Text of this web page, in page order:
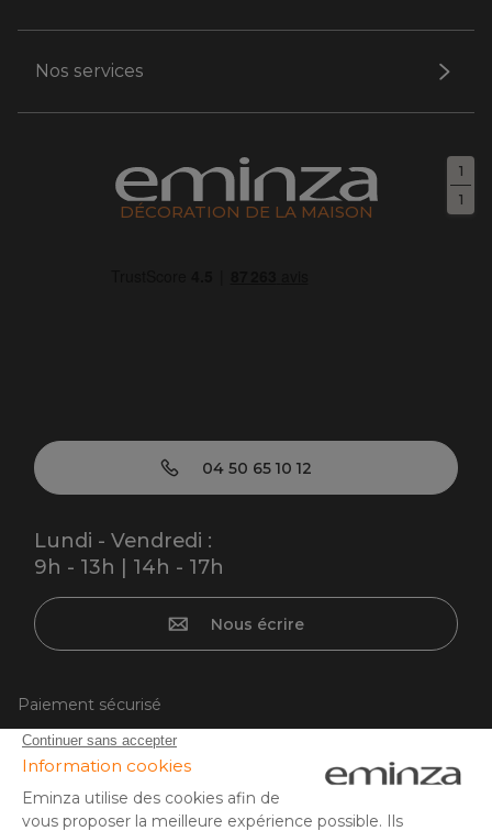
1
1
Nos services
DÉCORATION DE LA MAISON
04 50 65 10 12
Lundi - Vendredi :
9h - 13h | 14h - 17h
Nous écrire
Paiement sécurisé
Carte bancaire, PayPal, virement bancaire, 3x ou 4x par CB